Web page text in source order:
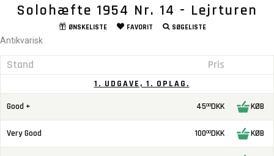
Solohæfte 1954 Nr. 14 - Lejrturen
ØNSKELISTE FAVORIT SØGELISTE
Antikvarisk
Stand Pris
1. UDGAVE, 1. OPLAG.
Good + 4500DKK KØB
Very Good 10000DKK KØB